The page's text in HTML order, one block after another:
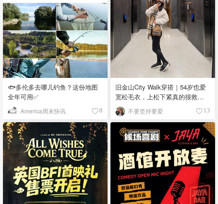
🐟多伦多去哪儿钓鱼？这份地图
全年可用✅
America周末快讯 8
旧金山City Walk穿搭｜54岁也爱
宽松毛衣，上松下紧真的很救比
例
不要坚持要爱 13